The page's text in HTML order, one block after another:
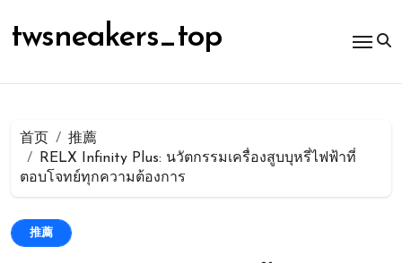
容
twsneakers_top
首页
推薦
RELX Infinity Plus: นวัตกรรมเครื่องสูบบุหรี่ไฟฟ้าที่
ตอบโจทย์ทุกความต้องการ
推薦